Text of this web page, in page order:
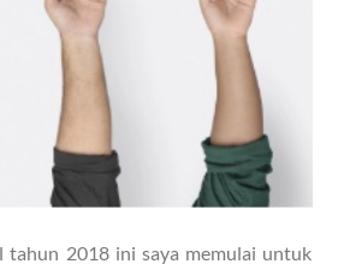
tahun 2018 ini saya memulai untuk